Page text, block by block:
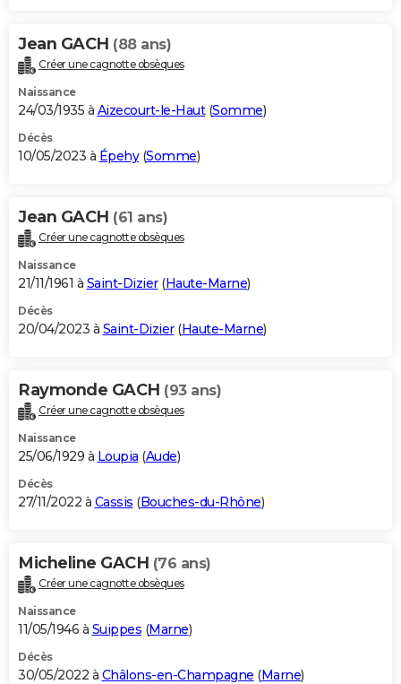
Jean GACH (88 ans)
Créer une cagnotte obsèques
Naissance
24/03/1935 à Aizecourt-le-Haut(Somme)
Décès
10/05/2023 à Épehy(Somme)
Jean GACH (61 ans)
Créer une cagnotte obsèques
Naissance
21/11/1961 à Saint-Dizier(Haute-Marne)
Décès
20/04/2023 à Saint-Dizier(Haute-Marne)
Raymonde GACH (93 ans)
Créer une cagnotte obsèques
Naissance
25/06/1929 à Loupia (Aude)
Décès
27/11/2022 à Cassis (Bouches-du-Rhône)
Micheline GACH (76 ans)
Créer une cagnotte obsèques
Naissance
11/05/1946 à Suippes (Marne)
Décès
30/05/2022 à Châlons-en-Champagne (Marne)